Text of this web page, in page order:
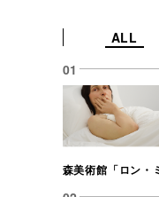
ALL
森美術館「ロン・